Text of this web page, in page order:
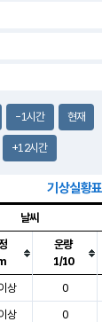
-1시간 현재
+12시간
기상실황표
기온, 강수, 바람
날씨
운량
1/10
상 0
상 0